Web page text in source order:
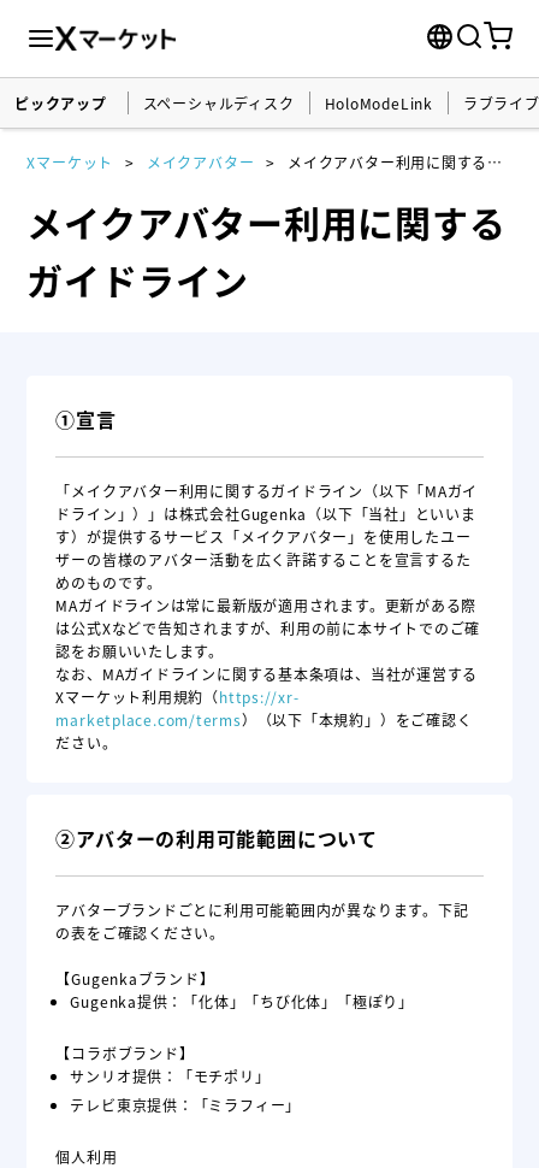
ピックアップ スペーシャルディスク HoloModeLink ラブライ
Xマーケット メイクアバター メイクアバター利用に関するガイドライン
メイクアバター利用に関する
ガイドライン
①宣言
「メイクアバター利用に関するガイドライン（以下「MAガイ
ドライン」）」は株式会社Gugenka（以下「当社」といいま
す）が提供するサービス「メイクアバター」を使用したユー
ザーの皆様のアバター活動を広く許諾することを宣言するた
めのものです。
MAガイドラインは常に最新版が適用されます。更新がある際
は公式Xなどで告知されますが、利用の前に本サイトでのご確
認をお願いいたします。
なお、MAガイドラインに関する基本条項は、当社が運営する
Xマーケット利用規約 （https://xr-
marketplace.com/terms）
（以下「本規約」）をご確認く
ださい。
②アバターの利用可能範囲について
アバターブランドごとに利用可能範囲内が異なります。下記
の表をご確認ください。
【Gugenkaブランド】
Gugenka提供：「化体」「ちび化体」「極ぽり」
【コラボブランド】
サンリオ提供：「モチポリ」
テレビ東京提供：「ミラフィー」
個人利用